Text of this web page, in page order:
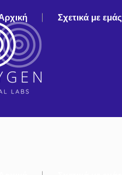
Σχετικά με εμάς